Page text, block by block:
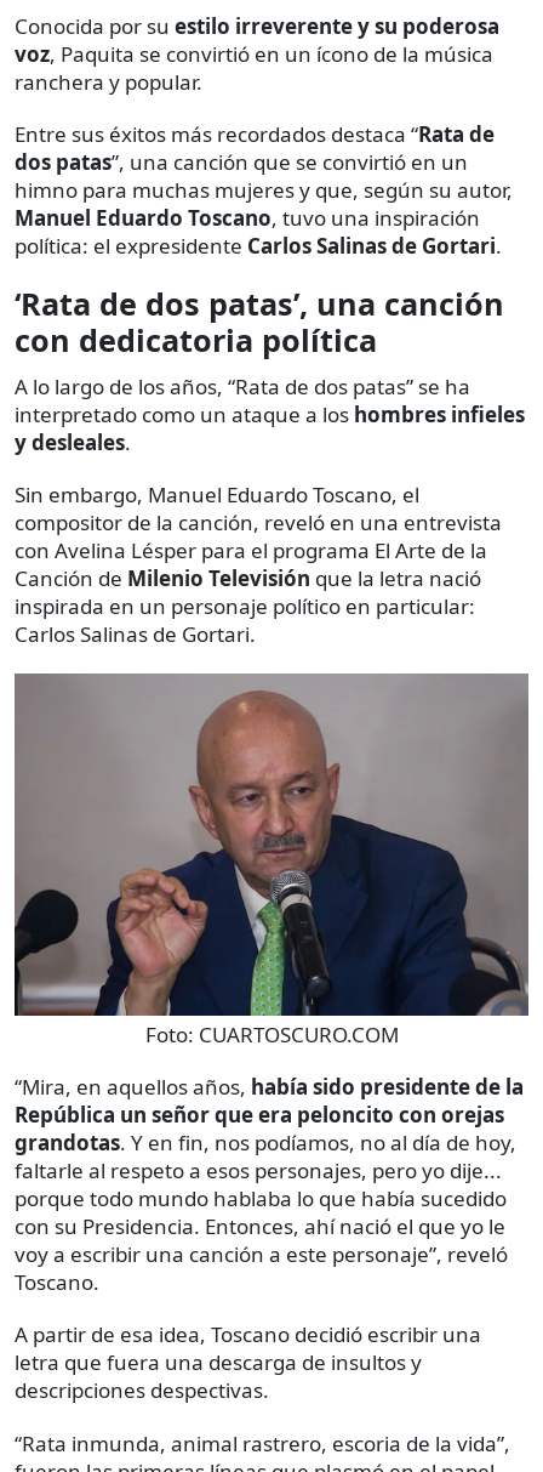
Conocida por su estilo irreverente y su poderosa
voz, Paquita se convirtió en un ícono de la música
ranchera y popular.
Entre sus éxitos más recordados destaca “Rata de
dos patas”, una canción que se convirtió en un
himno para muchas mujeres y que, según su autor,
Manuel Eduardo Toscano, tuvo una inspiración
política: el expresidente Carlos Salinas de Gortari.
‘Rata de dos patas’, una canción
con dedicatoria política
A lo largo de los años, “Rata de dos patas” se ha
interpretado como un ataque a los hombres infieles
y desleales.
Sin embargo, Manuel Eduardo Toscano, el
compositor de la canción, reveló en una entrevista
con Avelina Lésper para el programa El Arte de la
Canción de Milenio Televisión que la letra nació
inspirada en un personaje político en particular:
Carlos Salinas de Gortari.
Foto: CUARTOSCURO.COM
“Mira, en aquellos años, había sido presidente de la
República un señor que era peloncito con orejas
grandotas. Y en fin, nos podíamos, no al día de hoy,
faltarle al respeto a esos personajes, pero yo dije...
porque todo mundo hablaba lo que había sucedido
con su Presidencia. Entonces, ahí nació el que yo le
voy a escribir una canción a este personaje”, reveló
Toscano.
A partir de esa idea, Toscano decidió escribir una
letra que fuera una descarga de insultos y
descripciones despectivas.
“Rata inmunda, animal rastrero, escoria de la vida”,